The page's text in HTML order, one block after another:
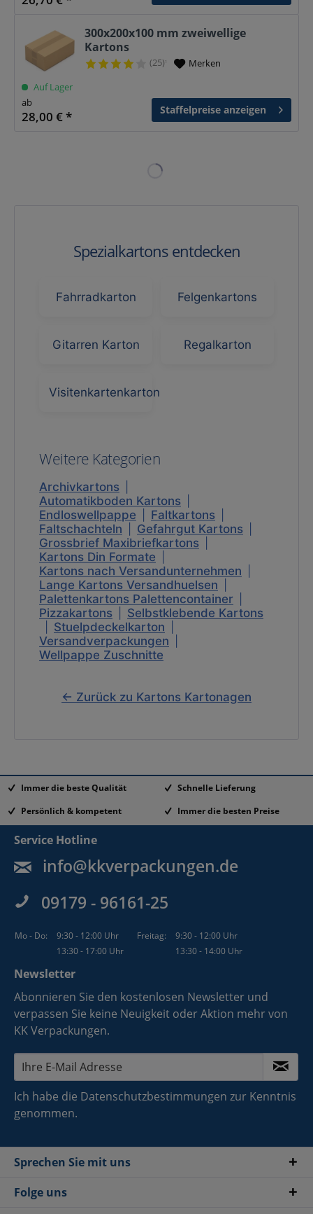
300x200x100 mm zweiwellige
Kartons
(25)¹ Merken
Auf Lager
ab
28,00 € * Staffelpreise anzeigen
Spezialkartons entdecken
Fahrradkarton Felgenkartons
Gitarren Karton Regalkarton
Visitenkartenkarton
Weitere Kategorien
Archivkartons
Automatikboden Kartons
Endloswellpappe
Faltkartons
Faltschachteln
Gefahrgut Kartons
Grossbrief Maxibriefkartons
Kartons Din Formate
Kartons nach Versandunternehmen
Lange Kartons Versandhuelsen
Palettenkartons Palettencontainer
Pizzakartons
Selbstklebende Kartons
Stuelpdeckelkarton
Versandverpackungen
Wellpappe Zuschnitte
← Zurück zu Kartons Kartonagen
Immer die beste Qualität
Schnelle Lieferung
Persönlich & kompetent
Immer die besten Preise
Service Hotline
info@kkverpackungen.de
09179 - 96161-25
Mo - Do: 9:30 - 12:00 Uhr Freitag:
9:30 - 12:00 Uhr
13:30 - 17:00 Uhr
13:30 - 14:00 Uhr
Newsletter
Abonnieren Sie den kostenlosen Newsletter und
verpassen Sie keine Neuigkeit oder Aktion mehr von
KK Verpackungen.
Ich habe die Datenschutzbestimmungen zur Kenntnis
genommen.
Sprechen Sie mit uns
Folge uns